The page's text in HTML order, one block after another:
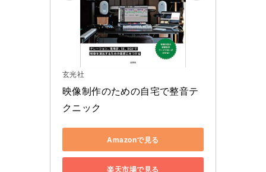
玄光社
映像制作のための自宅で整音テ
クニック
Amazonで見る
楽天市場で見る